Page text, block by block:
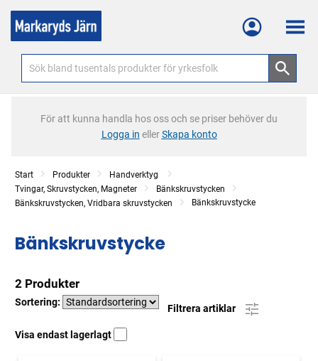
Meny
För att kunna handla hos oss och se priser behöver du
Logga in ellerSkapa konto
Start Produkter
Handverktyg
Tvingar, Skruvstycken, Magneter
Bänkskruvstycken
Bänkskruvstycken, Vridbara skruvstycken
Bänkskruvstycke
Bänkskruvstycke
2 Produkter
Sortering:
Filtrera artiklar
Visa endast lagerlagt